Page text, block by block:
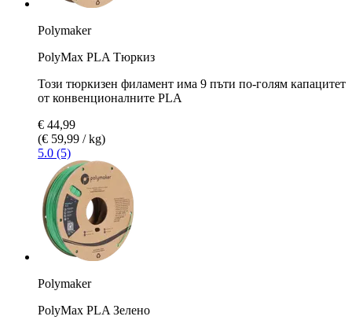
Polymaker
PolyMax PLA Tюркиз
Този тюркизен филамент има 9 пъти по-голям капацитет
от конвенционалните PLA
€ 44,99
(€ 59,99 / kg)
5.0 (5)
Polymaker
PolyMax PLA Зелено